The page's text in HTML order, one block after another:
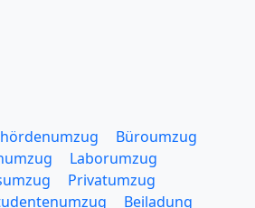
Büroumzug
Laborumzug
Privatumzug
Beiladung